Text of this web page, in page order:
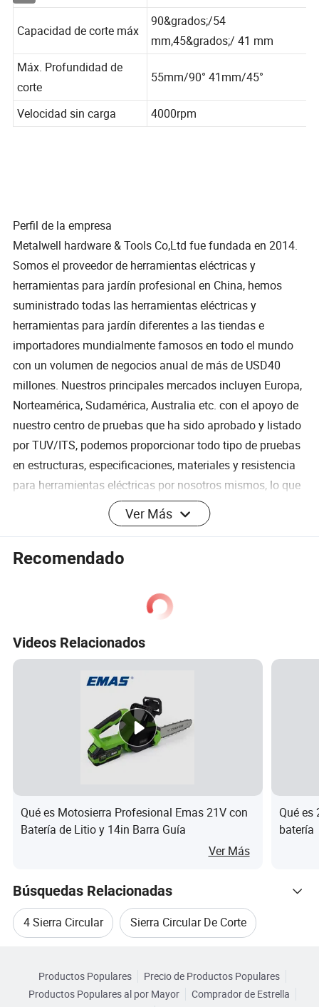
Tensión nominal 20V
90&grados;/54
mm,45&grados;/ 41 mm
Máx. Profundidad de
corte
Velocidad sin carga 4000rpm
Perfil de la empresa
Metalwell hardware & Tools Co,Ltd fue fundada en 2014.
Somos el proveedor de herramientas eléctricas y
herramientas para jardín profesional en China, hemos
suministrado todas las herramientas eléctricas y
herramientas para jardín diferentes a las tiendas e
importadores mundialmente famosos en todo el mundo
con un volumen de negocios anual de más de USD40
millones. Nuestros principales mercados incluyen Europa,
Norteamérica, Sudamérica, Australia etc. con el apoyo de
nuestro centro de pruebas que ha sido aprobado y listado
por TUV/ITS, podemos proporcionar todo tipo de pruebas
en estructuras, especificaciones, materiales y resistencia
para herramientas eléctricas por nosotros mismos, lo que
reforzará de forma significativa nuestra capacidad de
apoyo técnico y control de calidad. Contamos con un
fabricación, control de calidad, inspección y gestión de la
los mejores servicios que cubren todos los aspectos del
posición en el mercado proporcionando productos a
precios competitivos y de calidad confiable.
Ver Más
Recomendado
Videos Relacionados
Qué es Motosierra Profesional Emas 21V con
Batería de Litio y 14in Barra Guía
Ver Más
Qué es
batería
Búsquedas Relacionadas
4 Sierra Circular Sierra Circular De Corte
Sierra Circular De Acero Sierra Circular De Metal
Navegar por Categorías
Productos Populares
Precio de Productos Populares
Productos Populares al por Mayor
Comprador de Estrella